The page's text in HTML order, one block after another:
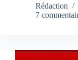
Rédaction
7